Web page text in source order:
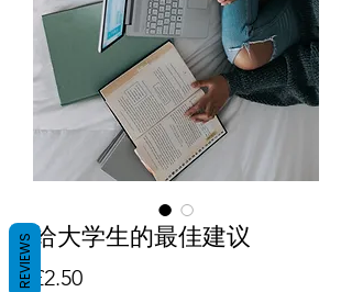
给大学生的最佳建议
£2.50價格
REVIEWS